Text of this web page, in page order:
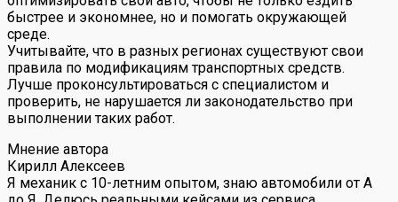
быстрее и экономнее, но и помогать окружающей
среде.
Учитывайте, что в разных регионах существуют свои
правила по модификациям транспортных средств.
Лучше проконсультироваться с специалистом и
проверить, не нарушается ли законодательство при
выполнении таких работ.
Мнение автора
Кирилл Алексеев
Я механик с 10-летним опытом, знаю автомобили от А